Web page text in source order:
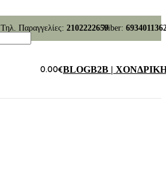
Τηλ. Παραγγελίες: 2102222659Viber:
0.00€BLOGB2B |